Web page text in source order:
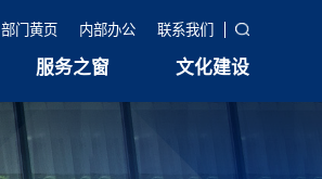
部门黄页 内部办公 联系我们
服务之窗 文化建设